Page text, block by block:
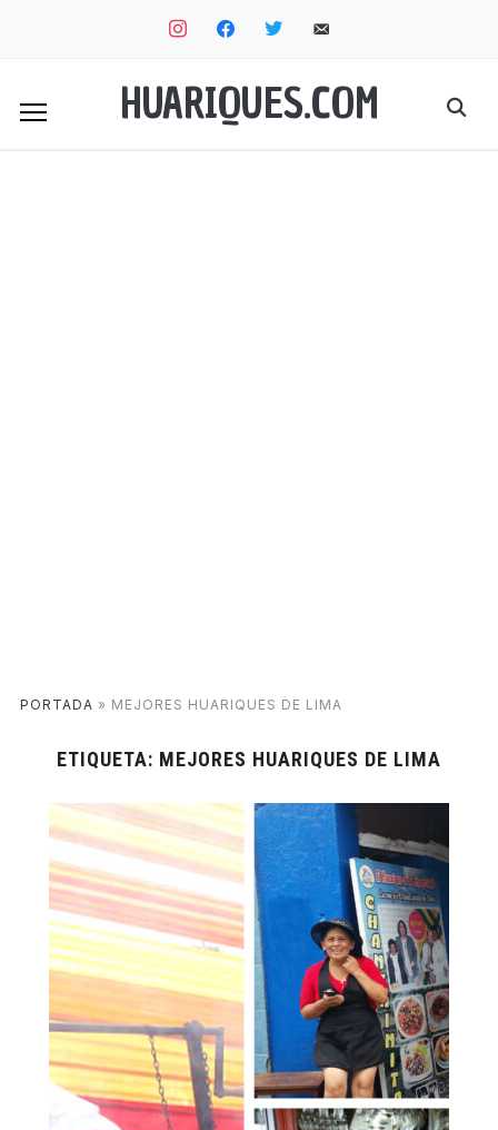
instagramfacebooktwitter
email-
HUARIQUES.COM
PORTADA » MEJORES HUARIQUES DE LIMA
ETIQUETA: MEJORES HUARIQUES DE LIMA